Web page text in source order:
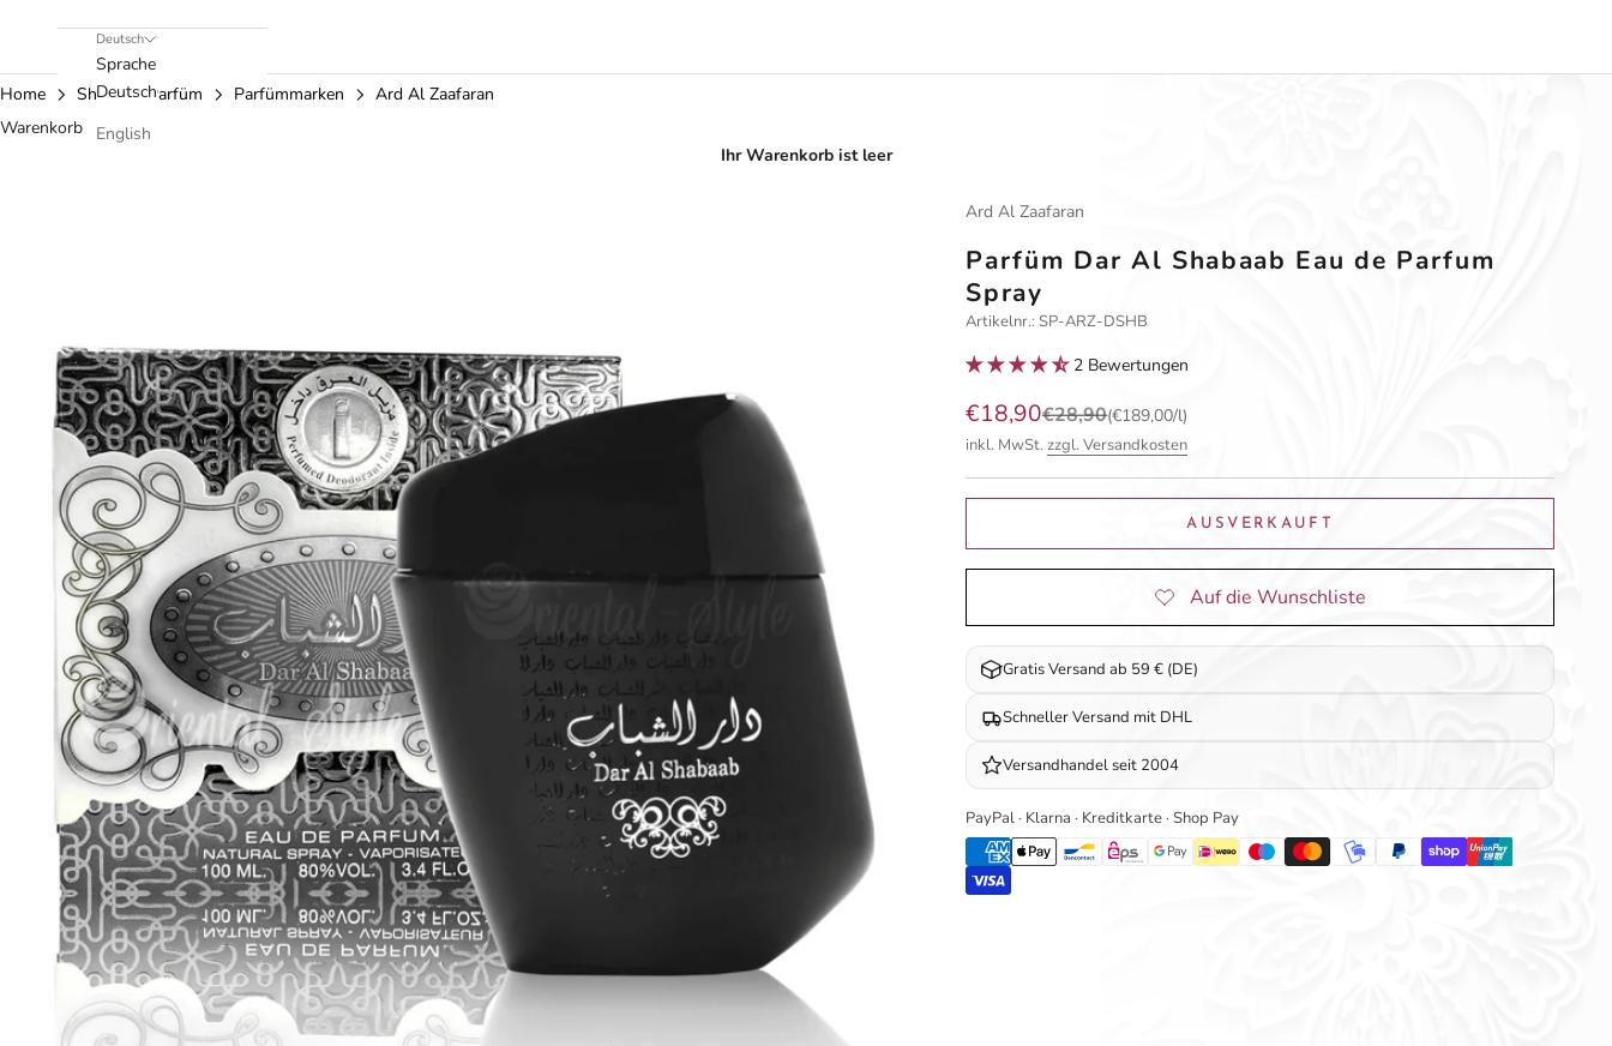
Deutsch
Sprache
Deutsch
English
Home Shop Parfüm Parfümmarken
Ard Al Zaafaran
Warenkorb
Ihr Warenkorb ist leer
Ard Al Zaafaran
Parfüm Dar Al Shabaab Eau de Parfum
Spray
Artikelnr.: SP-ARZ-DSHB
2 Bewertungen
Angebot
€18,90Regulärer Preis
€28,90(€189,00/l)
inkl. MwSt.zzgl. Versandkosten
AUSVERKAUFT
Gratis Versand ab 59 € (DE)
Schneller Versand mit DHL
Versandhandel seit 2004
PayPal · Klarna · Kreditkarte · Shop Pay